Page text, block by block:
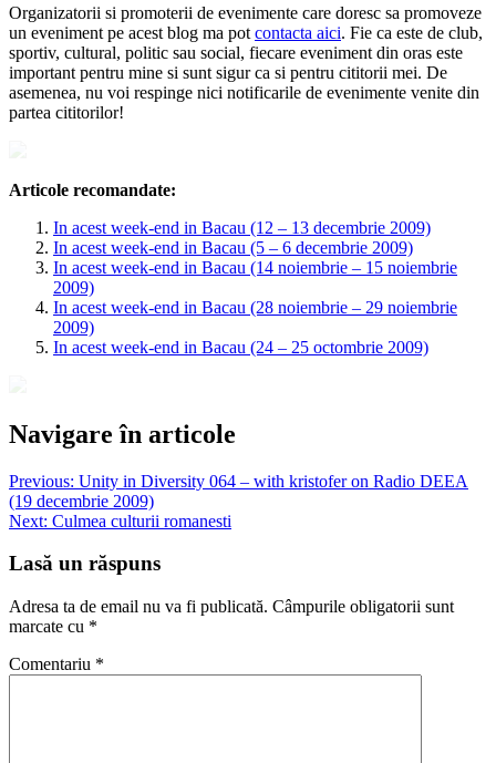
Organizatorii si promoterii de evenimente care doresc sa promoveze
un eveniment pe acest blog ma pot contacta aici. Fie ca este de club,
sportiv, cultural, politic sau social, fiecare eveniment din oras este
important pentru mine si sunt sigur ca si pentru cititorii mei. De
asemenea, nu voi respinge nici notificarile de evenimente venite din
partea cititorilor!
Articole recomandate:
In acest week-end in Bacau (12 – 13 decembrie 2009)
In acest week-end in Bacau (5 – 6 decembrie 2009)
In acest week-end in Bacau (14 noiembrie – 15 noiembrie
2009)
In acest week-end in Bacau (28 noiembrie – 29 noiembrie
2009)
In acest week-end in Bacau (24 – 25 octombrie 2009)
Navigare în articole
Previous: Unity in Diversity 064 – with kristofer on Radio DEEA
(19 decembrie 2009)
Next: Culmea culturii romanesti
Lasă un răspuns
Adresa ta de email nu va fi publicată. Câmpurile obligatorii sunt
marcate cu *
Comentariu *